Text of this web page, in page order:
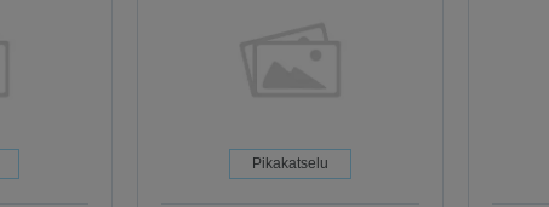
Pikakatselu